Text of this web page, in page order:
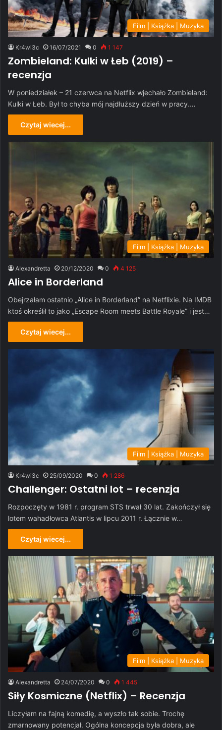
Film | Książka | Muzyka
Kr4wi3c 16/07/2021 0 1 147
Zombieland: Kulki w Łeb (2019) –
recenzja
W poniedziałek – 21 czerwca na Netflix wjechało Zombieland:
Kulki w Łeb. Był to chyba mój najdłuższy dzień w pracy.…
Czytaj wiecej...
Film | Książka | Muzyka
Alexandretta 20/12/2020 0 4 125
Alice in Borderland
Obejrzałam ostatnio „Alice in Borderland” na Netflixie. Na IMDB
ktoś określił to jako „Escape Room meets Battle Royale” i jest…
Czytaj wiecej...
Film | Książka | Muzyka
Kr4wi3c 25/09/2020 0 1 286
Challenger: Ostatni lot – recenzja
Rozpoczęty w 1981 r. program STS trwał 30 lat. Zakończył się
lotem wahadłowca Atlantis w lipcu 2011 r. Łącznie w…
Czytaj wiecej...
Film | Książka | Muzyka
Alexandretta 24/07/2020 0 1 445
Siły Kosmiczne (Netflix) – Recenzja
Liczyłam na fajną komedię, a wyszło tak sobie. Trochę
zmarnowany potencjał. Ogólna koncepcja była dobra, ale